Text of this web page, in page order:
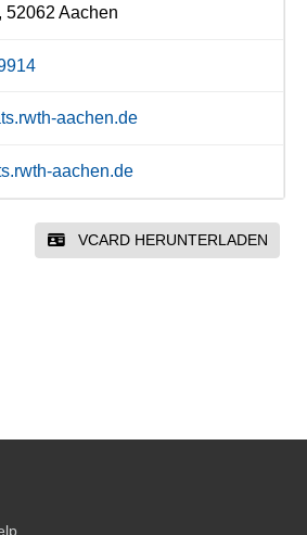
52062 Aachen
aachen.de
aachen.de
VCARD HERUNTERLADEN